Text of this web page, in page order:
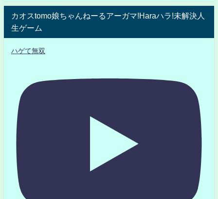
カオスtomo娘ちゃんねーるアーガマ!Haraハラ!未解決人
生ゲーム
ハゲて無双